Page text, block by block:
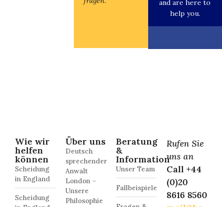
and are here to
help you.
Wie wir
helfen
können
Scheidung
in England
Scheidung
Über uns
Deutsch
sprechender
Anwalt
London –
Unsere
Philosophie
Beratung
&
Information
Unser Team
Fallbeispiele
Rufen Sie
uns an
Call +44
(0)20
8616 8560